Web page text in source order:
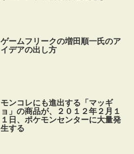
ゲームフリークの増田順一氏のア
イデアの出し方
モンコレにも進出する「マッギ
ョ」の商品が、２０１２年２月１
１日、ポケモンセンターに大量発
生する